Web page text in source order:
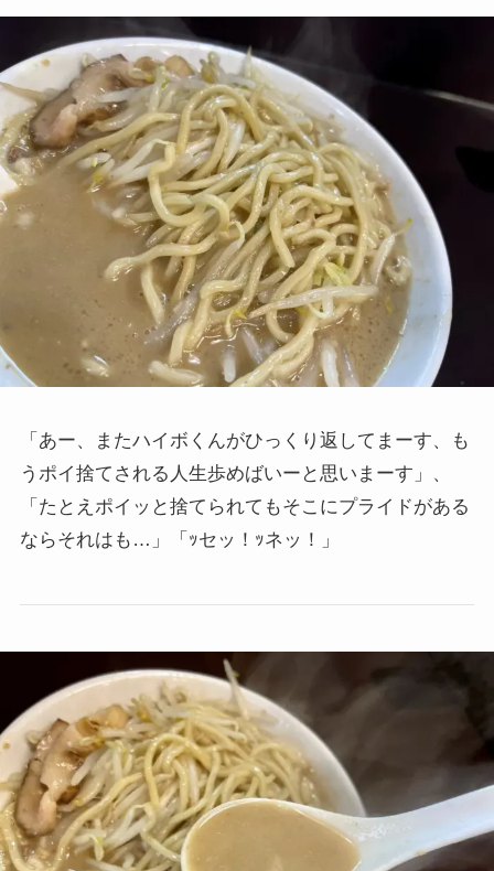
「あー、またハイボくんがひっくり返してまーす、も
うポイ捨てされる人生歩めばいーと思いまーす」、
「たとえポイッと捨てられてもそこにプライドがある
ならそれはも…」「ｯセッ！ｯネッ！」